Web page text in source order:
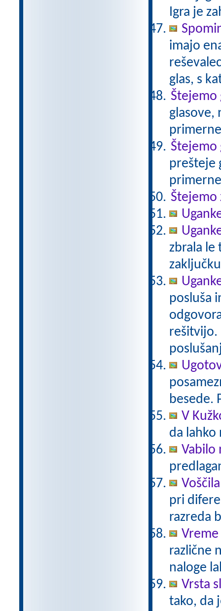
Igra je
imajo
glas, s
Štejemo
glasove,
Štejemo
prešteje
Štejemo
zbrala le
posluša
rešitvijo.
besede.
V
da lahko
Vabilo
pri
razreda
različne
naloge
Vrsta
tako, da